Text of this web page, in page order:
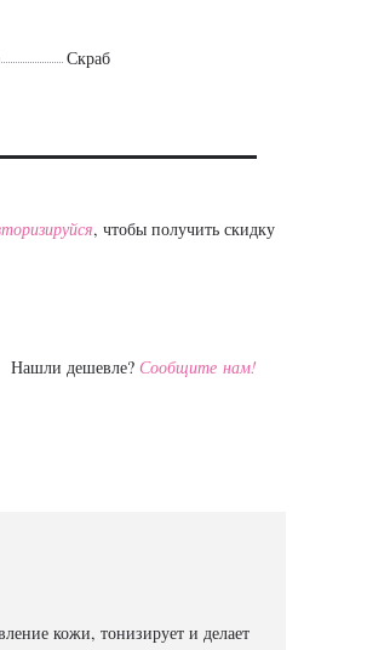
Скраб
, чтобы получить скидку
Нашли дешевле? Сообщите нам!
кожи, тонизирует и делает